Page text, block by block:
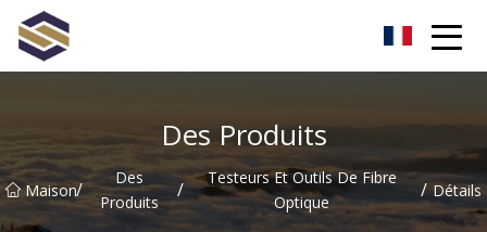
Des Produits
Maison/
Des
Produits
/
Testeurs Et Outils De Fibre
Optique
/ Détails